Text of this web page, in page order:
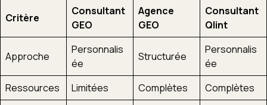
Critère
Consultant
GEO
Agence
GEO
Consultant
Qlint
Approche
Personnalis
ée
Structurée
Personnalis
ée
Ressources
Limitées Complètes Complètes